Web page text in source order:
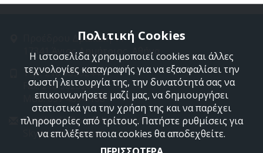
Προέδρου Δρακάκη 11
17341 Άγιος Δημήτριος, Αθήνα
Τηλ: 210 9850244
Fax: 210 9823264
Mob: 697 4894 108
Email: info@profelmnet.com
Skype: profelmnet
Πολιτική Cookies
Η ιστοσελίδα χρησιμοποιεί cookies και άλλες
τεχνολογίες καταγραφής για να εξασφαλίσει την
σωστή λειτουργία της, την δυνατότητά σας να
επικοινωνήσετε μαζί μας, να δημιουργήσει
στατιστικά για την χρήση της και να παρέχει
πληροφορίες από τρίτους. Πατήστε ρυθμίσεις για
να επιλέξετε ποια cookies θα αποδεχθείτε.